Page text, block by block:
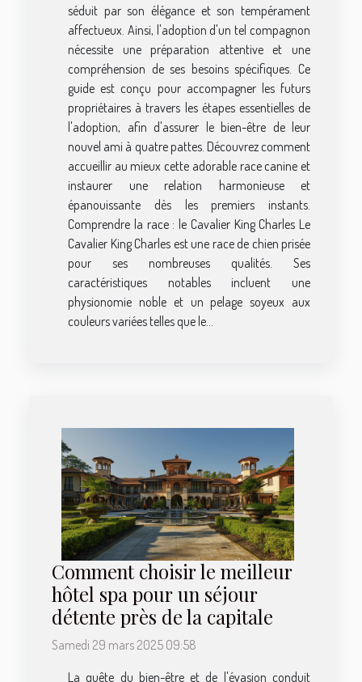
séduit par son élégance et son tempérament
affectueux. Ainsi, l'adoption d'un tel compagnon
nécessite une préparation attentive et une
compréhension de ses besoins spécifiques. Ce
guide est conçu pour accompagner les futurs
propriétaires à travers les étapes essentielles de
l'adoption, afin d'assurer le bien-être de leur
nouvel ami à quatre pattes. Découvrez comment
accueillir au mieux cette adorable race canine et
instaurer une relation harmonieuse et
épanouissante dès les premiers instants.
Comprendre la race : le Cavalier King Charles Le
Cavalier King Charles est une race de chien prisée
pour ses nombreuses qualités. Ses
caractéristiques notables incluent une
physionomie noble et un pelage soyeux aux
couleurs variées telles que le...
Comment choisir le meilleur
hôtel spa pour un séjour
détente près de la capitale
Samedi 29 mars 2025 09:58
La quête du bien-être et de l'évasion conduit